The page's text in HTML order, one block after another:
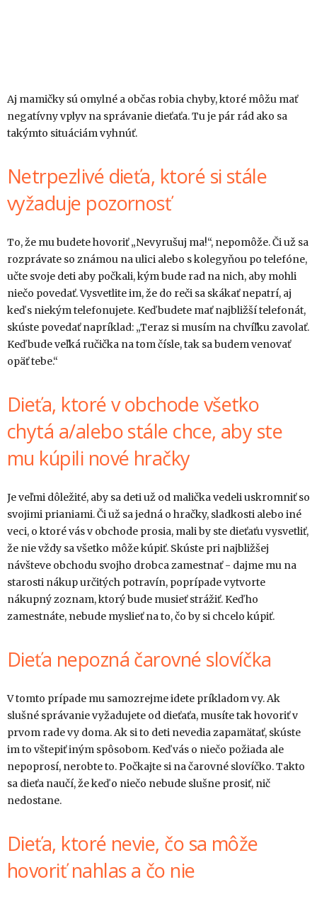
Aj mamičky sú omylné a občas robia chyby, ktoré môžu mať
negatívny vplyv na správanie dieťaťa. Tu je pár rád ako sa
takýmto situáciám vyhnúť.
Netrpezlivé dieťa, ktoré si stále
vyžaduje pozornosť
To, že mu budete hovoriť „Nevyrušuj ma!“, nepomôže. Či už sa
rozprávate so známou na ulici alebo s kolegyňou po telefóne,
učte svoje deti aby počkali, kým bude rad na nich, aby mohli
niečo povedať. Vysvetlite im, že do reči sa skákať nepatrí, aj
keď s niekým telefonujete. Keď budete mať najbližší telefonát,
skúste povedať napríklad: „Teraz si musím na chvíľku zavolať.
Keď bude veľká ručička na tom čísle, tak sa budem venovať
opäť tebe.“
Dieťa, ktoré v obchode všetko
chytá a/alebo stále chce, aby ste
mu kúpili nové hračky
Je veľmi dôležité, aby sa deti už od malička vedeli uskromniť so
svojimi prianiami. Či už sa jedná o hračky, sladkosti alebo iné
veci, o ktoré vás v obchode prosia, mali by ste dieťaťu vysvetliť,
že nie vždy sa všetko môže kúpiť. Skúste pri najbližšej
návšteve obchodu svojho drobca zamestnať - dajme mu na
starosti nákup určitých potravín, poprípade vytvorte
nákupný zoznam, ktorý bude musieť strážiť. Keď ho
zamestnáte, nebude myslieť na to, čo by si chcelo kúpiť.
Dieťa nepozná čarovné slovíčka
V tomto prípade mu samozrejme idete príkladom vy. Ak
slušné správanie vyžadujete od dieťaťa, musíte tak hovoriť v
prvom rade vy doma. Ak si to deti nevedia zapamätať, skúste
im to vštepiť iným spôsobom. Keď vás o niečo požiada ale
nepoprosí, nerobte to. Počkajte si na čarovné slovíčko. Takto
sa dieťa naučí, že keď o niečo nebude slušne prosiť, nič
nedostane.
Dieťa, ktoré nevie, čo sa môže
hovoriť nahlas a čo nie